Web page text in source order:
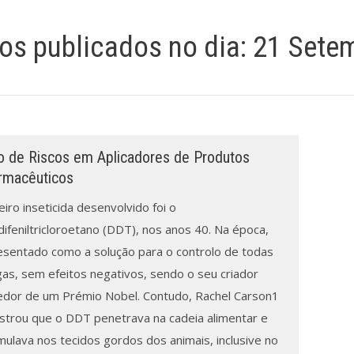
publicados no dia: 21
de Riscos em Aplicadores de Produtos
inseticida desenvolvido foi o
(DDT), nos anos 40. Na época,
como a solução para o controlo de todas
sem efeitos negativos, sendo o seu criador
de um Prémio Nobel. Contudo, Rachel Carson1
que o DDT penetrava na cadeia alimentar e
nos tecidos gordos dos animais, inclusive no